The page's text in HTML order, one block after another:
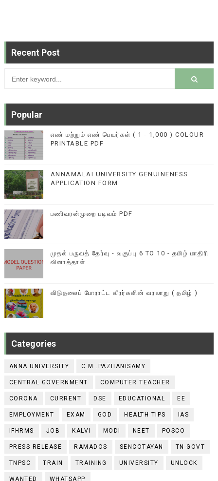
Recent Post
Popular
எண் மற்றும் எண் பெயர்கள் ( 1 - 1,000 ) COLOUR
PRINTABLE PDF
ANNAMALAI UNIVERSITY GENUINENESS
APPLICATION FORM
பணிவரன்முறை படிவம் PDF
முதல் பருவத் தேர்வு - வகுப்பு 6 TO 10 - தமிழ் மாதிரி
வினாத்தாள்
விடுதலைப் போராட்ட வீரர்களின் வரலாறு ( தமிழ் )
Categories
ANNA UNIVERSITY C.M .PAZHANISAMY
CENTRAL GOVERNMENT COMPUTER TEACHER
CORONA CURRENT DSE EDUCATIONAL EE
EMPLOYMENT EXAM GOD HEALTH TIPS IAS
IFHRMS JOB KALVI MODI NEET POSCO
PRESS RELEASE RAMADOS SENCOTAYAN TN GOVT
TNPSC TRAIN TRAINING UNIVERSITY UNLOCK
WANTED WHATSAPP